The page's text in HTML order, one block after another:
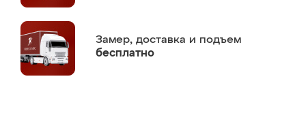
Замер, доставка и подъем
бесплатно